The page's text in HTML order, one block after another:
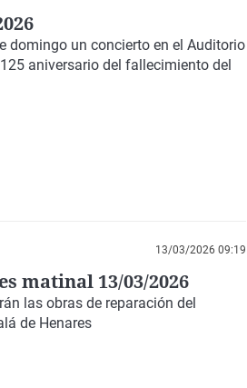
domingo un concierto en el Auditorio
aniversario del fallecimiento del
13/03/2026 09:19
matinal 13/03/2026
las obras de reparación del
de Henares